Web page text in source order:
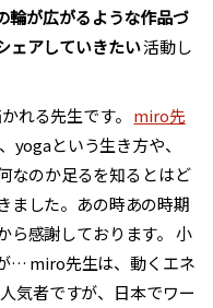
が広がるような作品づ
ェアしていきたい活動し
れる先生です。 miro先
yogaという生き方や、
なのか足るを知るとはど
ました。あの時あの時期
ら感謝しております。 小
… miro先生は、動くエネ
気者ですが、日本でワー